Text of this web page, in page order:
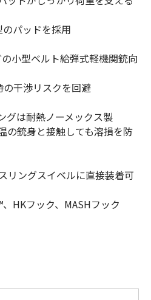
のパッドを採用
の小型ベルト給弾式軽機関銃向
の干渉リスクを回避
グは耐熱ノーメックス製
の銃身と接触しても溶損を防
リングスイベルに直接装着可
HKフック、MASHフック